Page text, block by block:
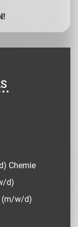
Chemie
d)
(m/w/d)